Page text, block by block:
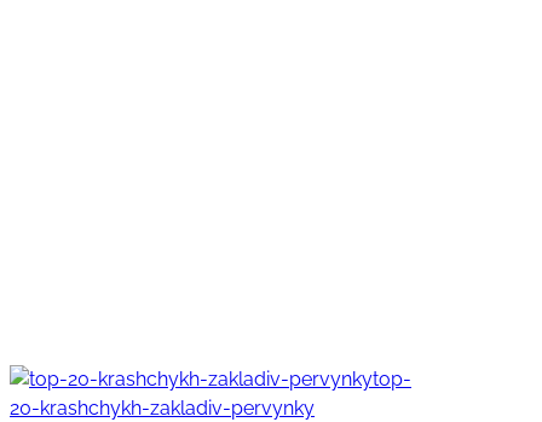
top-
20-krashchykh-zakladiv-pervynky